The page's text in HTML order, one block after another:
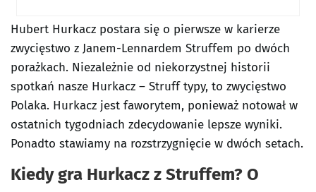
Hubert Hurkacz postara się o pierwsze w karierze
zwycięstwo z Janem-Lennardem Struffem po dwóch
porażkach. Niezależnie od niekorzystnej historii
spotkań nasze Hurkacz – Struff typy, to zwycięstwo
Polaka. Hurkacz jest faworytem, ponieważ notował w
ostatnich tygodniach zdecydowanie lepsze wyniki.
Ponadto stawiamy na rozstrzygnięcie w dwóch setach.
Kiedy gra Hurkacz z Struffem? O